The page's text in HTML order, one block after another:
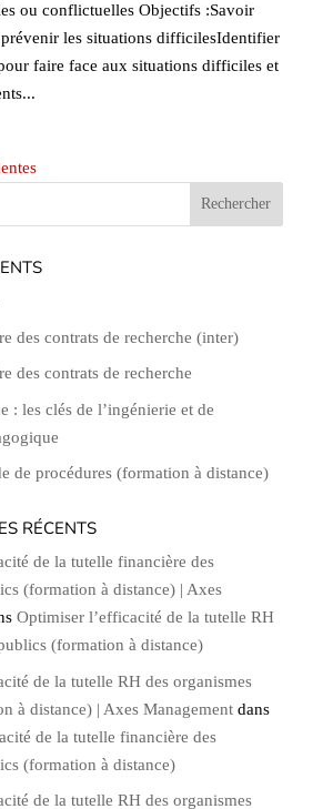
ou conflictuelles Objectifs :Savoir
les situations difficilesIdentifier
faire face aux situations difficiles et
des contrats de recherche (inter)
des contrats de recherche
: les clés de l’ingénierie et de
de procédures (formation à distance)
RÉCENTS
de la tutelle financière des
(formation à distance) | Axes
Optimiser l’efficacité de la tutelle RH
(formation à distance)
de la tutelle RH des organismes
à distance) | Axes Managementdans
de la tutelle financière des
(formation à distance)
de la tutelle RH des organismes